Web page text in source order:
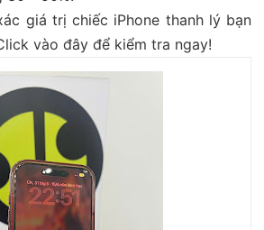
giá trị chiếc iPhone thanh lý bạn
vào đây để kiểm tra ngay!